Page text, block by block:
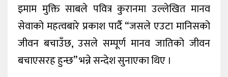
इमाम मुक्ति साबले पवित्र कुरानमा उल्लेखित मानव
सेवाको महत्वबारे प्रकाश पार्दै “जसले एउटा मानिसको
जीवन बचाउँछ, उसले सम्पूर्ण मानव जातिको जीवन
बचाएसरह हुन्छ” भन्ने सन्देश सुनाएका थिए ।